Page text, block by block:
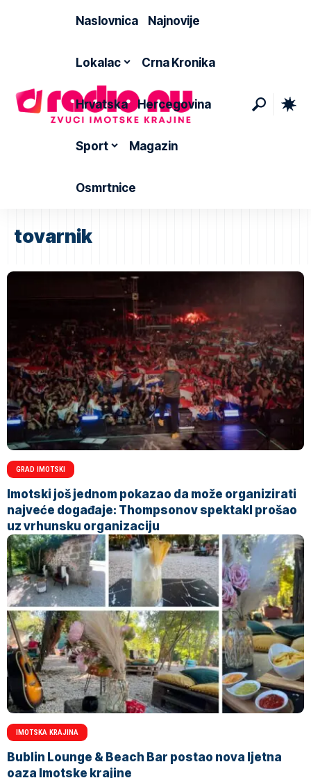
Naslovnica Najnovije
Lokalac Crna Kronika
Hrvatska Hercegovina
Sport Magazin
Osmrtnice
tovarnik
GRAD IMOTSKI
Imotski još jednom pokazao da može organizirati
najveće događaje: Thompsonov spektakl prošao
uz vrhunsku organizaciju
IMOTSKA KRAJINA
Bublin Lounge & Beach Bar postao nova ljetna
oaza Imotske krajine